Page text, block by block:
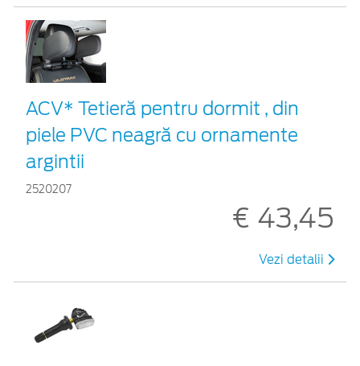
ACV* Tetieră pentru dormit , din
piele PVC neagră cu ornamente
argintii
2520207
€ 43,45
Vezi detalii